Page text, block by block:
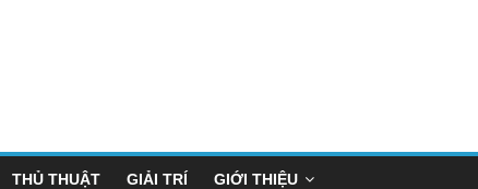
THỦ THUẬT GIẢI TRÍ GIỚI THIỆU